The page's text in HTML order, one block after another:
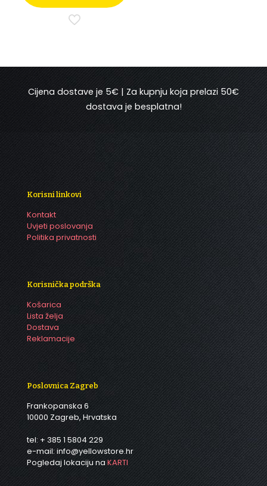
Cijena dostave je 5€ | Za kupnju koja prelazi 50€
dostava je besplatna!
Korisni linkovi
Kontakt
Uvjeti poslovanja
Politika privatnosti
Korisnička podrška
Košarica
Lista želja
Dostava
Reklamacije
Poslovnica Zagreb
Frankopanska 6
10000 Zagreb, Hrvatska
tel: + 385 1 5804 229
e-mail: info@yellowstore.hr
Pogledaj lokaciju na KARTI